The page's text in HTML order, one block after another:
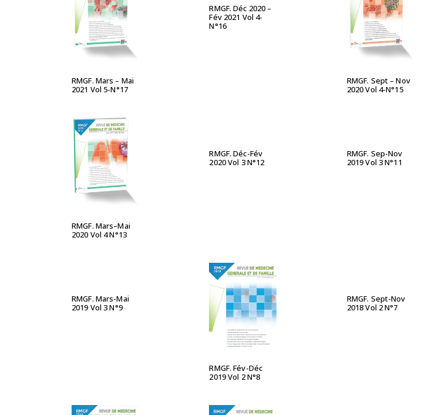
LIRE LA SUITE
RMGF. Mars – Mai
2021 Vol 5-N°17
RMGF. Déc 2020 –
Fév 2021 Vol 4-
N°16
LIRE LA SUITE
RMGF. Sept – Nov
2020 Vol 4-N°15
LIRE LA SUITE
RMGF. Mars–Mai
2020 Vol 4 N°13
RMGF. Déc-Fév
2020 Vol 3 N°12
RMGF. Sep-Nov
2019 Vol 3 N°11
RMGF. Mars-Mai
2019 Vol 3 N°9
LIRE LA SUITE
RMGF. Fév-Déc
2019 Vol 2 N°8
RMGF. Sept-Nov
2018 Vol 2 N°7